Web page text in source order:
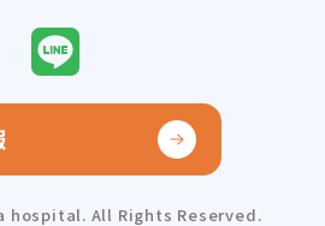
hospital. All Rights Reserved.